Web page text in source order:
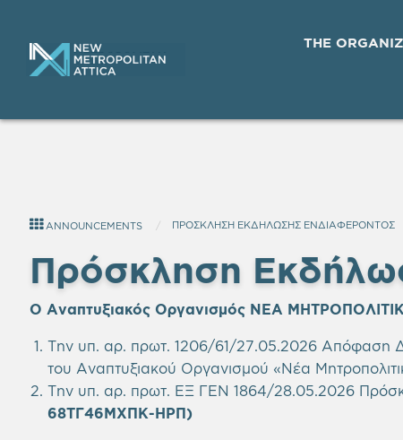
THE
ANNOUNCEMENTS ΠΡΟΣΚΛΗΣΗ ΕΚΔΗΛΩΣΗΣ ΕΝΔΙΑΦΕΡΟΝΤΟΣ
Πρόσκληση
Ο Αναπτυξιακός Οργανισμός ΝΕΑ
Την υπ. αρ. πρωτ. 1206/61/27.05.2026 Απόφαση
του Αναπτυξιακού Οργανισμού «Νέα
Την υπ. αρ. πρωτ. ΕΞ ΓΕΝ 1864/28.05.2026
68ΤΓ46ΜΧΠΚ-ΗΡΠ)